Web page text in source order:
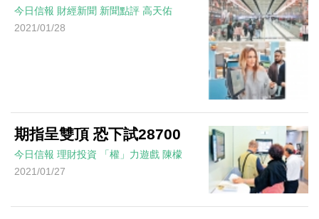
今日信報 財經新聞 新聞點評 高天佑
2021/01/28
期指呈雙頂 恐下試28700
今日信報 理財投資 「權」力遊戲 陳檬
2021/01/27